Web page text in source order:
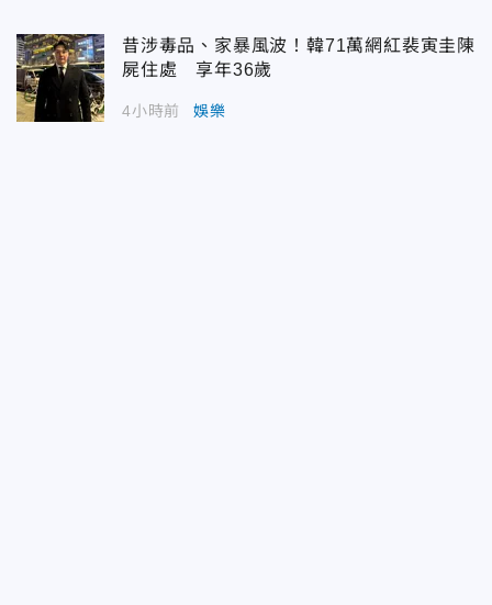
昔涉毒品、家暴風波！韓71萬網紅裴寅圭陳
屍住處 享年36歲
4小時前 娛樂